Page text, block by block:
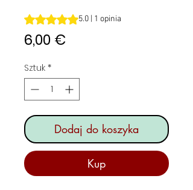
Ocena to 5.0 na pięć gwiazdek na
5.0 | 1 opinia
6,00 €
Sztuk *
Dodaj do koszyka
Kup